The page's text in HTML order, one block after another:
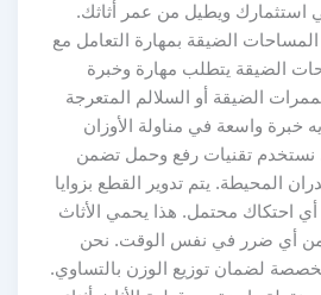
استثمارك ويطيل من عمر أثاثك.
المساحات الضيقة بمهارة التعامل مع
الضيقة يتطلب مهارة وخبرة
الضيقة أو السلالم المتعرجة
خبرة واسعة في مناولة الأوزان
نستخدم تقنيات رفع وحمل تضمن
المحيطة. يتم تدوير القطع بزوايا
احتكاك محتمل. هذا يحمي الأثاث
أي ضرر في نفس الوقت. نحن
لضمان توزيع الوزن بالتساوي.